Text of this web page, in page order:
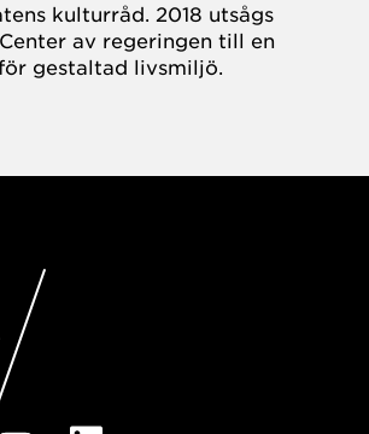
kulturråd. 2018 utsågs
av regeringen till en
gestaltad livsmiljö.